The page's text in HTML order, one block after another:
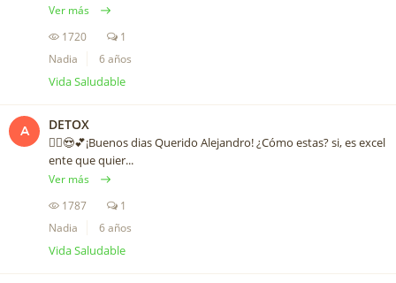
Ver más
1720
1
Nadia
6 años
Vida Saludable
A DETOX
🙋‍♀️😍💕¡Buenos dias Querido Alejandro! ¿Cómo estas? si, es excel
ente que quier...
Ver más
1787
1
Nadia
6 años
Vida Saludable